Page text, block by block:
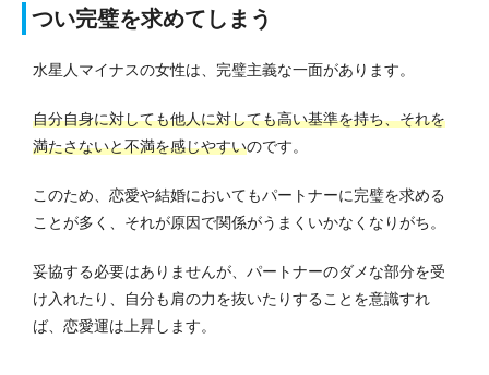
つい完璧を求めてしまう
水星人マイナスの女性は、完璧主義な一面があります。
自分自身に対しても他人に対しても高い基準を持ち、それを
満たさないと不満を感じやすいのです。
このため、恋愛や結婚においてもパートナーに完璧を求める
ことが多く、それが原因で関係がうまくいかなくなりがち。
妥協する必要はありませんが、パートナーのダメな部分を受
け入れたり、自分も肩の力を抜いたりすることを意識すれ
ば、恋愛運は上昇します。